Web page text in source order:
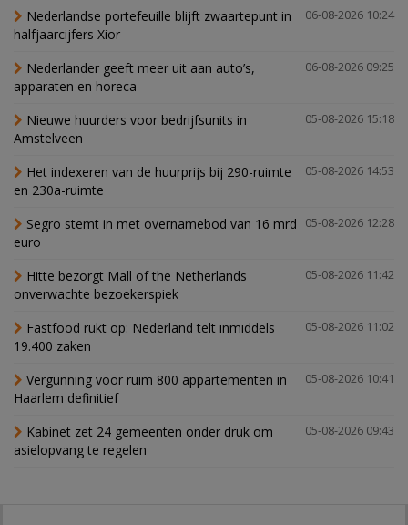
06-08-2026 10:24
Nederlandse portefeuille blijft zwaartepunt in
halfjaarcijfers Xior
06-08-2026 09:25
Nederlander geeft meer uit aan auto’s,
apparaten en horeca
05-08-2026 15:18
Nieuwe huurders voor bedrijfsunits in
Amstelveen
05-08-2026 14:53
Het indexeren van de huurprijs bij 290-ruimte
en 230a-ruimte
05-08-2026 12:28
Segro stemt in met overnamebod van 16 mrd
euro
05-08-2026 11:42
Hitte bezorgt Mall of the Netherlands
onverwachte bezoekerspiek
05-08-2026 11:02
Fastfood rukt op: Nederland telt inmiddels
19.400 zaken
05-08-2026 10:41
Vergunning voor ruim 800 appartementen in
Haarlem definitief
05-08-2026 09:43
Kabinet zet 24 gemeenten onder druk om
asielopvang te regelen